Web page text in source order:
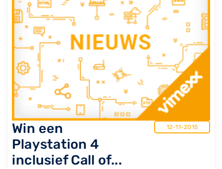
Win een
Playstation 4
inclusief Call of...
12-11-2015